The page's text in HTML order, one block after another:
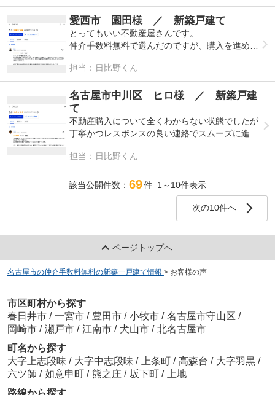
最初から最後まで心強く感じ
とても良い不動産会社さんです！
愛西市 園田様 ／ 新築戸建て
とってもいい不動産屋さんです。
仲介手数料無料で選んだのですが、購入を進めて
たり内見を手伝ってくださったり、本当に感謝で
手数料無料でいいのかと思うくらいすごい頼りに
なりました。
住宅に求めるものが自分と同じ様な価値観の友達
になら即おすすめしたいほどです。
担当：日比野くん
名古屋市中川区 ヒロ様 ／ 新築戸建
て
不動産購入について全くわからない状態でしたが
丁寧かつレスポンスの良い連絡でスムーズに進め
施主検査の際は細かく指摘をしていただき心強か
ったです。
また、仲介手数料がかからない為、家具やオプシ
ョンに回すことができ非常に助かりました。
担当：日比野くん
該当公開件数： 69件 1～10件表示
次の10件へ
ページトップへ
名古屋市の仲介手数料無料の新築一戸建て情報 > お客様の声
市区町村から探す
春日井市 / 一宮市 / 豊田市 / 小牧市 / 名古屋市守山区 /
岡崎市 / 瀬戸市 / 江南市 / 犬山市 / 北名古屋市
町名から探す
大字上志段味 / 大字中志段味 / 上条町 / 高森台 / 大字羽黒 /
六ツ師 / 如意申町 / 熊之庄 / 坂下町 /
上地
路線から探す